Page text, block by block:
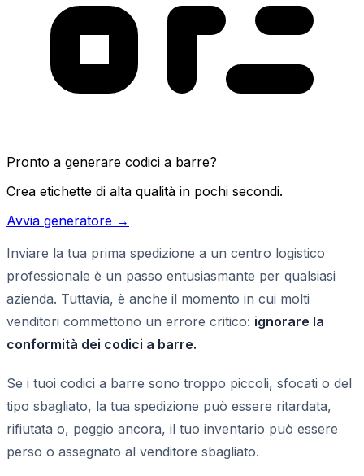
Pronto a generare codici a barre?
Crea etichette di alta qualità in pochi secondi.
Avvia generatore →
Inviare la tua prima spedizione a un centro logistico
professionale è un passo entusiasmante per qualsiasi
azienda. Tuttavia, è anche il momento in cui molti
venditori commettono un errore critico: ignorare la
conformità dei codici a barre.
Se i tuoi codici a barre sono troppo piccoli, sfocati o del
tipo sbagliato, la tua spedizione può essere ritardata,
rifiutata o, peggio ancora, il tuo inventario può essere
perso o assegnato al venditore sbagliato.